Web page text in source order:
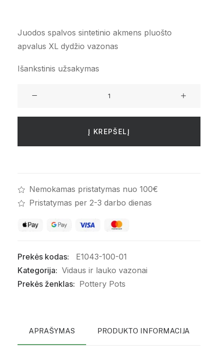
Juodos spalvos sintetinio akmens pluošto
apvalus XL dydžio vazonas
Išankstinis užsakymas
Dax
Juodas
Į KREPŠELĮ
Nemokamas pristatymas nuo 100€
Pristatymas per 2-3 darbo dienas
Prekės kodas:
E1043-100-01
Kategorija: Vidaus ir lauko vazonai
Prekės ženklas: Pottery Pots
APRAŠYMAS PRODUKTO INFORMACIJA